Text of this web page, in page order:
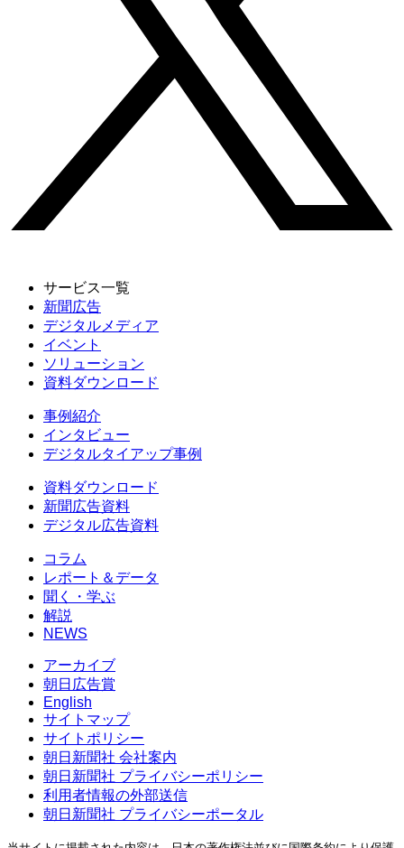
サービス一覧
新聞広告
デジタルメディア
イベント
ソリューション
資料ダウンロード
事例紹介
インタビュー
デジタルタイアップ事例
資料ダウンロード
新聞広告資料
デジタル広告資料
コラム
レポート＆データ
聞く・学ぶ
解説
NEWS
アーカイブ
朝日広告賞
English
サイトマップ
サイトポリシー
朝日新聞社 会社案内
朝日新聞社 プライバシーポリシー
利用者情報の外部送信
朝日新聞社 プライバシーポータル